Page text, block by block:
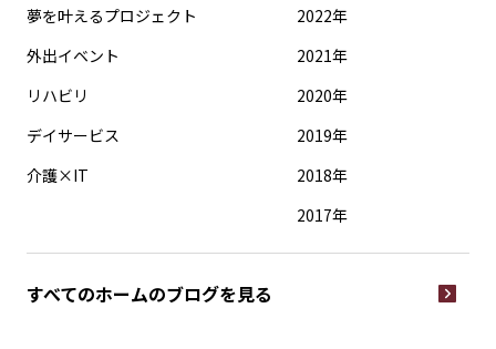
夢を叶えるプロジェクト
外出イベント
リハビリ
デイサービス
介護×IT
2022年
2021年
2020年
2019年
2018年
2017年
すべてのホームのブログを見る